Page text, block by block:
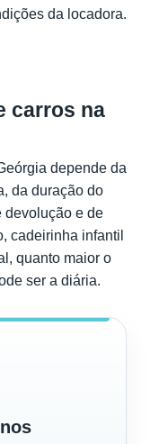
da locadora.
carros na
depende da
da duração do
devolução e de
cadeirinha infantil
quanto maior o
ser a diária.